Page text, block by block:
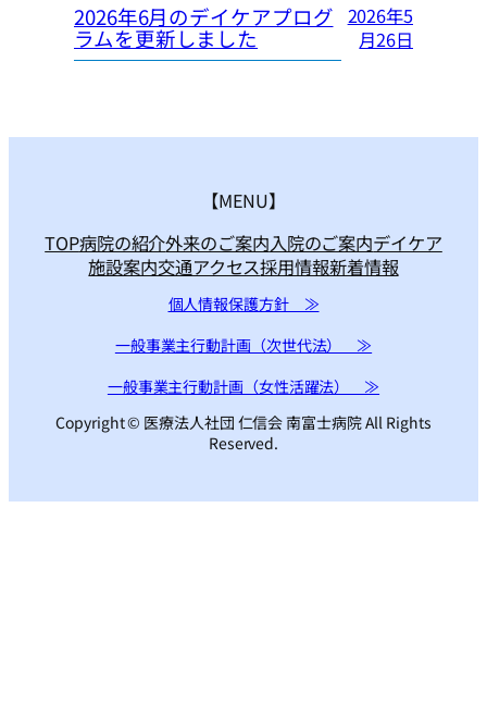
2026年6月のデイケアプログ
ラムを更新しました
2026年5
月26日
【MENU】
TOP病院の紹介外来のご案内入院のご案内デイケア
施設案内交通アクセス採用情報新着情報
個人情報保護方針 ≫
一般事業主行動計画（次世代法） ≫
一般事業主行動計画（女性活躍法） ≫
Copyright © 医療法人社団 仁信会 南富士病院 All Rights
Reserved.